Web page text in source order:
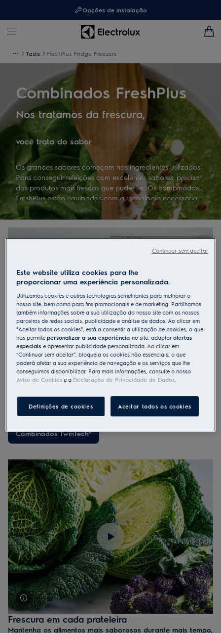
Opções de instalação
Taste FreshPlus Fridge Freezers
Combinados FreshPlus
Nos tratamos da frescura,
você trata do sabor
Os grandes sabores começam nos ingredientes utilizados.
Para conseguir refeições com excelentes sabores, precisa
dos produtos mais frescos que puder ter. Os combinados
FreshPlus estão equipados com a tecnologia necessária
para manter os alimentos saborosos durante mais tempo,
onde quer que os coloque.
Proporcione uma vida mais longa e saborosa aos seus
alimentos.A nossa tecnologia TwinTech® utiliza dois sistemas de
refrigeração independentes para manter os seus ingredientes
compartimento do frigorífico o ar é controlado, para oferecer a
congelador é seco, para o manter sem gelo.
Combinados TwinTech®
Frescura em cada prateleira
Mantenha os alimentos mais saborosos durante mais tempo,
Este website utiliza cookies para lhe
proporcionar uma experiência personalizada.
Utilizamos cookies e outras tecnologias semelhantes para melhorar o
nosso site, bem como para fins promocionais e de marketing. Partilhamos
também informações sobre a sua utilização do nosso site com os nossos
parceiros de redes sociais, publicidade e análise de dados. Ao clicar em
"Aceitar todos os cookies”, está a consentir a utilização de cookies, o que
nos permitepersonalizar a sua experiênciano site, adaptarofertas
especiaise apresentar publicidade personalizada. Ao clicar em
“Continuar sem aceitar”, bloqueia os cookies não essenciais, o que
poderá afetar a sua experiência de navegação e os serviços que lhe
conseguimos disponibilizar. Para mais informações, consulte o nosso
Aviso de Cookies e a Declaração de Privacidade de Dados.
Definições de cookies Aceitar todos os cookies
Continuar sem aceitar